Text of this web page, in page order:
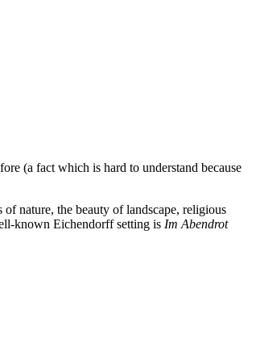
(a fact which is hard to understand because
nature, the beauty of landscape, religious
known Eichendorff setting is Im Abendrot